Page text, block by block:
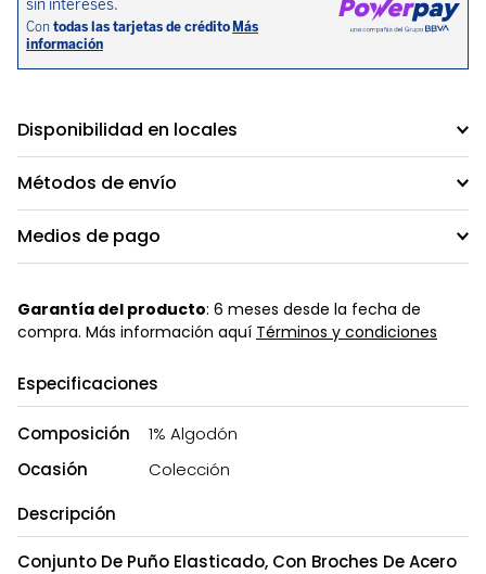
Disponibilidad en locales
Métodos de envío
Medios de pago
Garantía del producto: 6 meses desde la fecha de
compra. Más información aquí Términos y condiciones
Especificaciones
Composición
1% Algodón
Ocasión
Colección
Descripción
Conjunto De Puño Elasticado, Con Broches De Acero